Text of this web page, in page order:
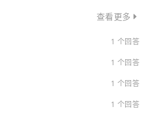
查看更多
1 个回答
1 个回答
1 个回答
1 个回答